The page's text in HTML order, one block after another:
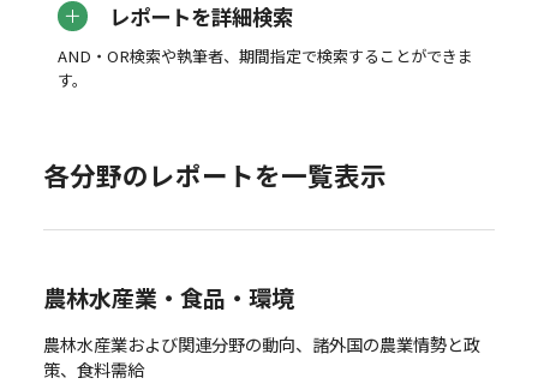
レポートを詳細検索
AND・OR検索や執筆者、期間指定で検索することができま
す。
各分野のレポートを一覧表示
農林水産業・食品・環境
農林水産業および関連分野の動向、諸外国の農業情勢と政
策、食料需給